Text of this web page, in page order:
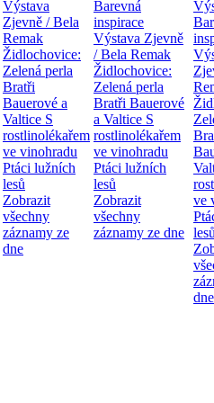
Výstava
Zjevně / Bela
Remak
Židlochovice:
Zelená perla
Bratři
Bauerové a
Valtice S
rostlinolékařem
ve vinohradu
Ptáci lužních
lesů
Zobrazit
všechny
záznamy ze
dne
Barevná
inspirace
Výstava Zjevně
/ Bela Remak
Židlochovice:
Zelená perla
Bratři Bauerové
a Valtice S
rostlinolékařem
ve vinohradu
Ptáci lužních
lesů
Zobrazit
všechny
záznamy ze dne
ve
dne